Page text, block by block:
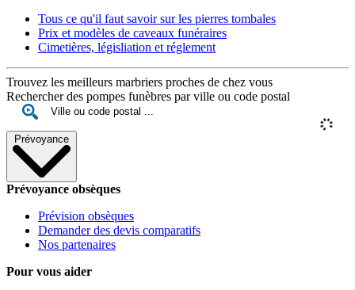
Tous ce qu'il faut savoir sur les pierres tombales
Prix et modèles de caveaux funéraires
Cimetières, législiation et réglement
Trouvez les meilleurs marbriers proches de chez vous
Rechercher des pompes funèbres par ville ou code postal
Prévoyance
Prévoyance obsèques
Prévision obsèques
Demander des devis comparatifs
Nos partenaires
Pour vous aider